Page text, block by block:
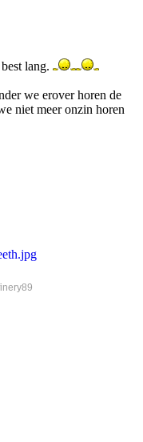
lang.
we erover horen de
niet meer onzin horen